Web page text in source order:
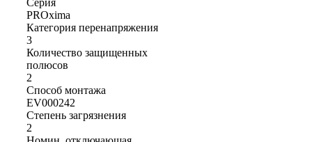
PROxima
Категория перенапряжения
3
Количество защищенных
полюсов
2
Способ монтажа
EV000242
Степень загрязнения
2